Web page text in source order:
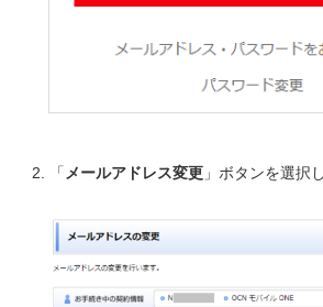
「メールアドレス変更」ボタンを選択